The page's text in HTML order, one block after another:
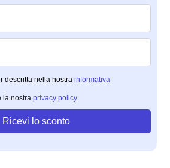
descritta nella nostrainformativa
la nostraprivacy policy
Ricevi lo sconto